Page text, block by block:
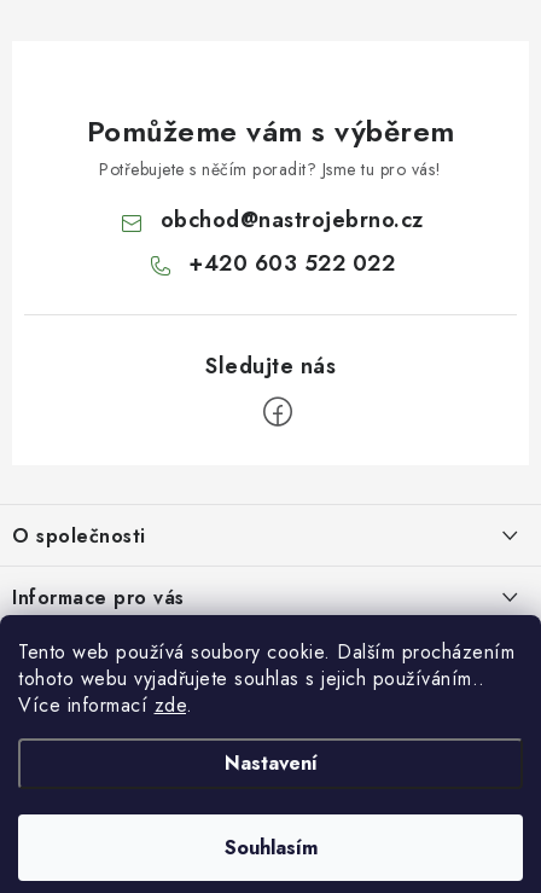
Tento web používá soubory cookie. Dalším procházením
tohoto webu vyjadřujete souhlas s jejich používáním..
Více informací zde.
Nastavení
Souhlasím
Pomůžeme vám s výběrem
Potřebujete s něčím poradit? Jsme tu pro vás!
obchod@nastrojebrno.cz
+420 603 522 022
p
a
t
O společnosti
O nás
Recenze zákazníků
Novinky, návody, blog
Informace pro vás
Obchodní podmínky
Podmínky ochrany osobních údajů
Doprava
Způsoby platby
Reklamace
Přihlášení
E-mail
Heslo
Přijímáme online platby
Vytvořil Shoptet
Nastavil tým EshopyUmíme.cz